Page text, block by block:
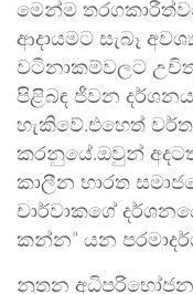
මෙන්ම
ආදායමට සැබෑ
වටිනාකම්වලට
පිළිබඳ ජීවන
හැකිවේ.එහෙත්
කරනුයේ.ඔවුන්
කාලීන භාරත
චාර්වාකගේ
කන්න” යන
නූතන